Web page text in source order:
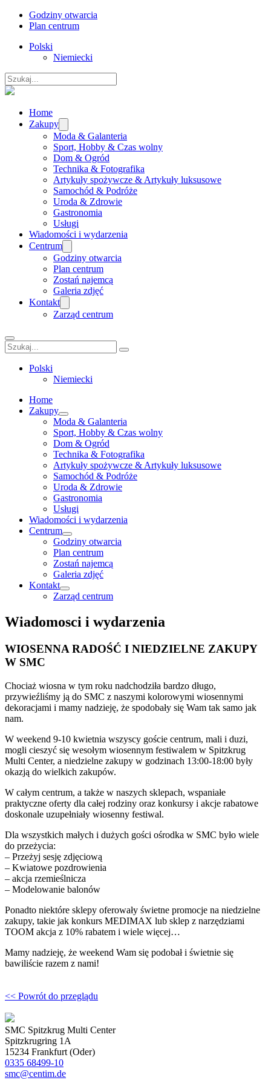
Godziny otwarcia
Plan centrum
Polski
Niemiecki
Szukaj
Home
Zakupy
Moda & Galanteria
Sport, Hobby & Czas wolny
Dom & Ogród
Technika & Fotografika
Artykuły spożywcze & Artykuły luksusowe
Samochód & Podróże
Uroda & Zdrowie
Gastronomia
Usługi
Wiadomości i wydarzenia
Centrum
Godziny otwarcia
Plan centrum
Zostań najemcą
Galeria zdjęć
Kontakt
Zarząd centrum
Szukaj
Polski
Niemiecki
Home
Zakupy
Moda & Galanteria
Sport, Hobby & Czas wolny
Dom & Ogród
Technika & Fotografika
Artykuły spożywcze & Artykuły luksusowe
Samochód & Podróże
Uroda & Zdrowie
Gastronomia
Usługi
Wiadomości i wydarzenia
Centrum
Godziny otwarcia
Plan centrum
Zostań najemcą
Galeria zdjęć
Kontakt
Zarząd centrum
Wiadomosci i wydarzenia
WIOSENNA RADOŚĆ I NIEDZIELNE ZAKUPY
W SMC
Chociaż wiosna w tym roku nadchodziła bardzo długo,
przywieźliśmy ją do SMC z naszymi kolorowymi wiosennymi
dekoracjami i mamy nadzieję, że spodobały się Wam tak samo jak
nam.
W weekend 9-10 kwietnia wszyscy goście centrum, mali i duzi,
mogli cieszyć się wesołym wiosennym festiwalem w Spitzkrug
Multi Center, a niedzielne zakupy w godzinach 13:00-18:00 były
okazją do wielkich zakupów.
W całym centrum, a także w naszych sklepach, wspaniałe
praktyczne oferty dla całej rodziny oraz konkursy i akcje rabatowe
doskonale uzupełniały wiosenny festiwal.
Dla wszystkich małych i dużych gości ośrodka w SMC było wiele
do przeżycia:
– Przeżyj sesję zdjęciową
– Kwiatowe pozdrowienia
– akcja rzemieślnicza
– Modelowanie balonów
Ponadto niektóre sklepy oferowały świetne promocje na niedzielne
zakupy, takie jak konkurs MEDIMAX lub sklep z narzędziami
TOOM akcja z 10% rabatem i wiele więcej…
Mamy nadzieję, że weekend Wam się podobał i świetnie się
bawiliście razem z nami!
<< Powrót do przeglądu
SMC Spitzkrug Multi Center
Spitzkrugring 1A
15234 Frankfurt (Oder)
0335 68499-10
smc@centim.de